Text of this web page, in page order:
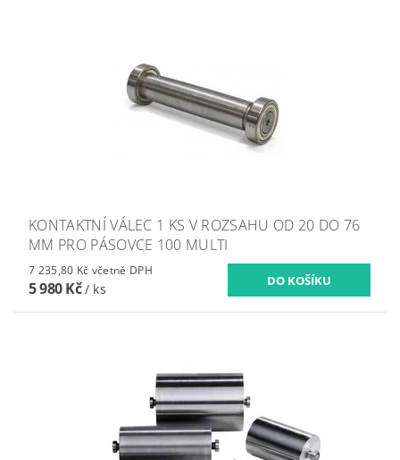
KONTAKTNÍ VÁLEC 1 KS V ROZSAHU OD 20 DO 76
MM PRO PÁSOVCE 100 MULTI
7 235,80 Kč včetně DPH
5 980 Kč/ ks